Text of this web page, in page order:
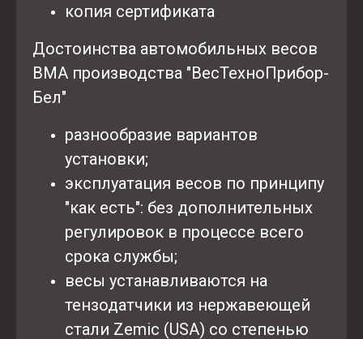
копия сертификата
Достоинства автомобильных весов
ВМА производства "ВесТехноПрибор-
Бел"
разнообразие вариантов
установки;
эксплуатация весов по принципу
"как есть": без дополнительных
регулировок в процессе всего
срока службы;
весы устанавливаются на
тензодатчики из нержавеющей
стали Zemic (USA) со степенью